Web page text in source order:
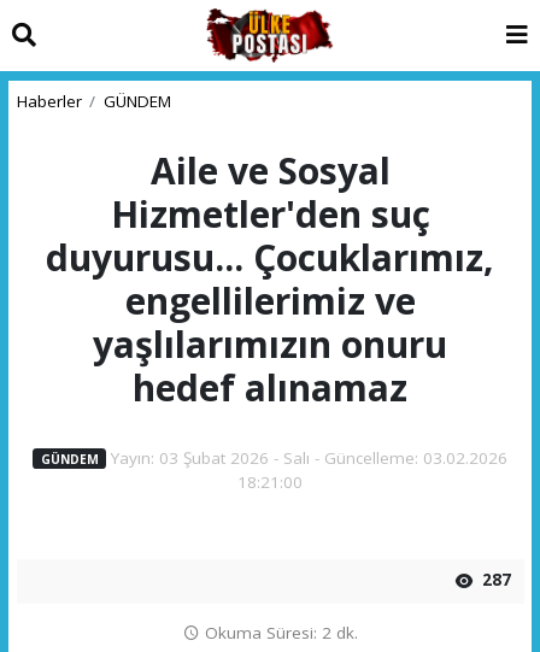
Haberler GÜNDEM
Aile ve Sosyal
Hizmetler'den suç
duyurusu... Çocuklarımız,
engellilerimiz ve
yaşlılarımızın onuru
hedef alınamaz
GÜNDEM
Yayın: 03 Şubat 2026 - Salı - Güncelleme: 03.02.2026
18:21:00
287
Okuma Süresi: 2 dk.